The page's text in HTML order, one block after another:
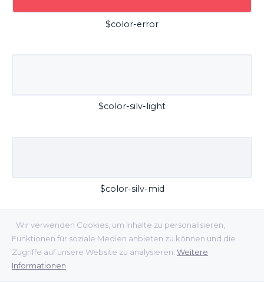
Wir verwenden Cookies, um Inhalte zu personalisieren,
Funktionen für soziale Medien anbieten zu können und die
Zugriffe auf unsere Website zu analysieren. Weitere
Informationen
$color-error
$color-silv-light
$color-silv-mid